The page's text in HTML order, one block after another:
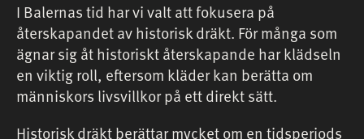
I Balernas tid har vi valt att fokusera på
återskapandet av historisk dräkt. För många som
ägnar sig åt historiskt återskapande har klädseln
en viktig roll, eftersom kläder kan berätta om
människors livsvillkor på ett direkt sätt.
Historisk dräkt berättar mycket om en tidsperiods